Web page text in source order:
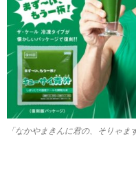
「なかやまきんに君の、そりゃま